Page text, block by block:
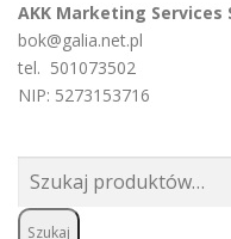
AKK Marketing Services
bok@galia.net.pl
tel. 501073502
NIP: 5273153716
Szukaj:
Szukaj